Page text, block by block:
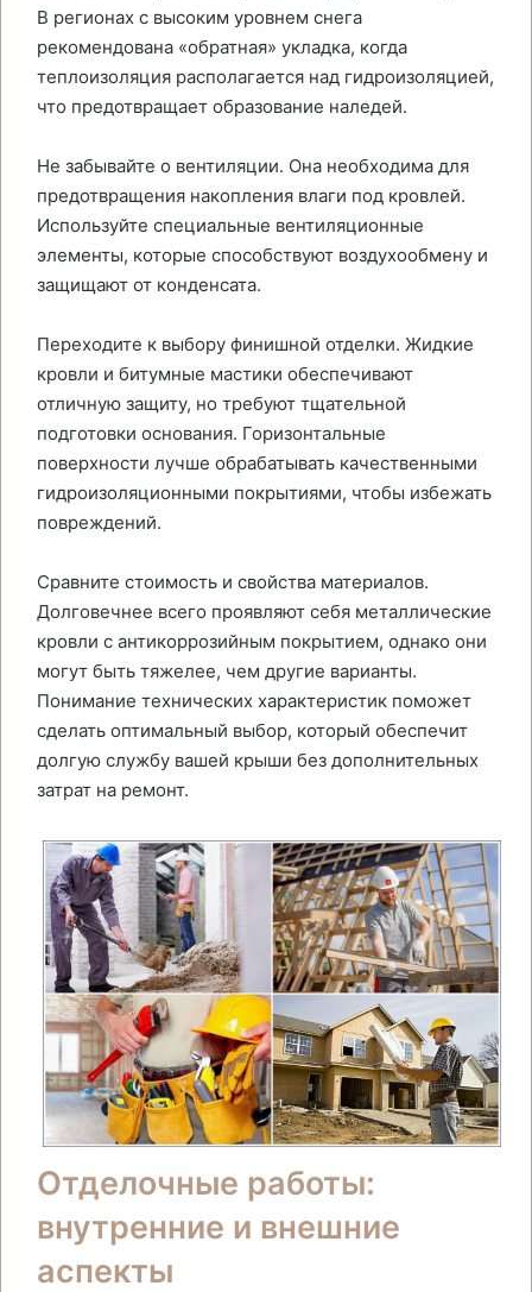
В регионах с высоким уровнем снега
рекомендована «обратная» укладка, когда
теплоизоляция располагается над гидроизоляцией,
что предотвращает образование наледей.
Не забывайте о вентиляции. Она необходима для
предотвращения накопления влаги под кровлей.
Используйте специальные вентиляционные
элементы, которые способствуют воздухообмену и
защищают от конденсата.
Переходите к выбору финишной отделки. Жидкие
кровли и битумные мастики обеспечивают
отличную защиту, но требуют тщательной
подготовки основания. Горизонтальные
поверхности лучше обрабатывать качественными
гидроизоляционными покрытиями, чтобы избежать
повреждений.
Сравните стоимость и свойства материалов.
Долговечнее всего проявляют себя металлические
кровли с антикоррозийным покрытием, однако они
могут быть тяжелее, чем другие варианты.
Понимание технических характеристик поможет
сделать оптимальный выбор, который обеспечит
долгую службу вашей крыши без дополнительных
затрат на ремонт.
Отделочные работы:
внутренние и внешние
аспекты